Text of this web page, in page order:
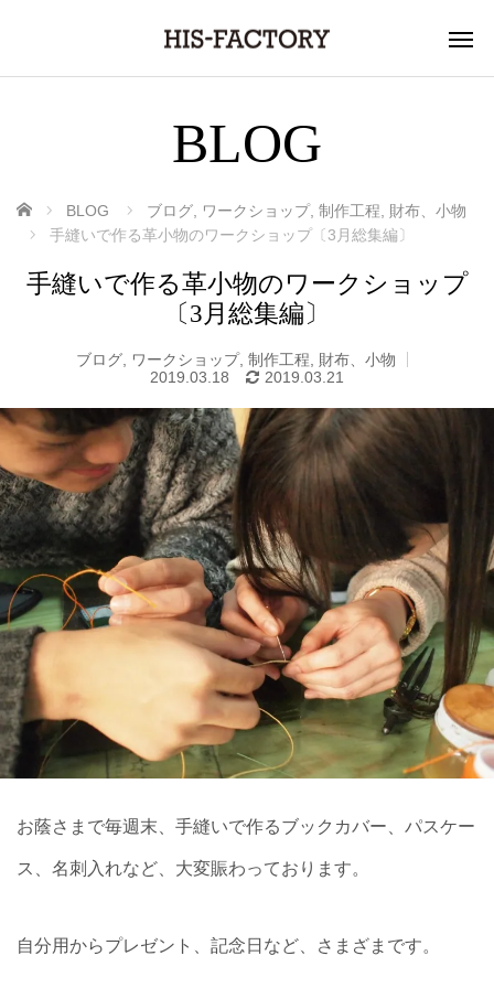
BLOG
ホーム BLOG ブログ ワークショップ, 制作工程
財布、小物
手縫いで作る革小物のワークショップ〔3月総集編〕
手縫いで作る革小物のワークショップ
〔3月総集編〕
ブログ, ワークショップ, 制作工程
財布、小物
2019.03.18
2019.03.21
お蔭さまで毎週末、手縫いで作るブックカバー、パスケー
ス、名刺入れなど、大変賑わっております。
自分用からプレゼント、記念日など、さまざまです。